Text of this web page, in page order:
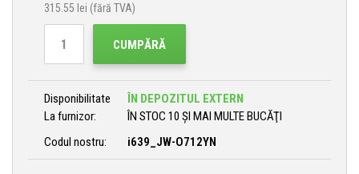
315.55 lei (fără TVA)
CUMPĂRĂ
Disponibilitate
ÎN DEPOZITUL EXTERN
La furnizor:
ÎN STOC 10 ȘI MAI MULTE BUCĂŢI
Codul nostru:
i639_JW-O712YN